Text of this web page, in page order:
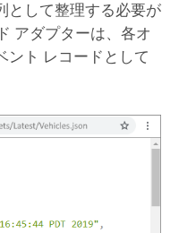
として整理する必要が
アダプターは、各オ
ント レコードとして